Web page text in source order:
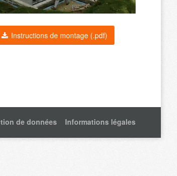
Instructions de montage (.pdf)
Informations légales
de données